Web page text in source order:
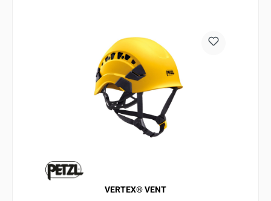
VERTEX® VENT